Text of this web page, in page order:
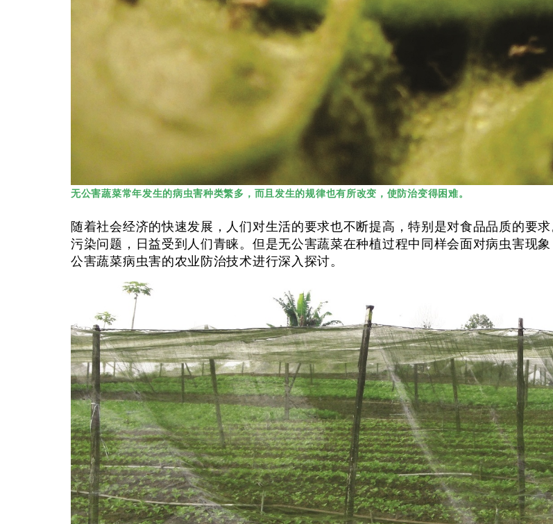
无公害蔬菜常年发生的病虫害种类繁多，而且发生的规律也有所改变，使防治变得困难。
随着社会经济的快速发展，人们对生活的要求也不断提高，特别是对食品品质的要
污染问题，日益受到人们青睐。但是无公害蔬菜在种植过程中同样会面对病虫害现
公害蔬菜病虫害的农业防治技术进行深入探讨。